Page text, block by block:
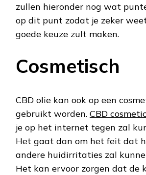
zullen hieronder nog wat
op dit punt zodat je zeker
goede keuze zult maken.
Cosmetisch
CBD olie kan ook op een
gebruikt worden. CBD
je op het internet tegen zal
Het gaat dan om het feit dat
andere huidirritaties zal
Het kan ervoor zorgen dat de